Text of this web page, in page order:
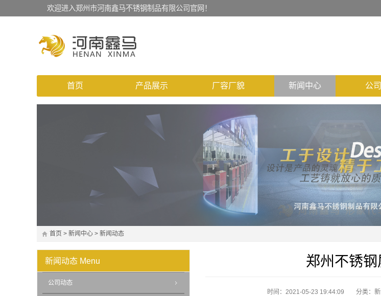
欢迎进入郑州市河南鑫马不锈钢制品有限公司官网！
首页 产品展示 厂容厂貌 新闻中心 公
首页 > 新闻中心 > 新闻动态
郑州不锈
时间：2021-05-23 19:44:09 分类：
新闻动态 Menu
公司动态